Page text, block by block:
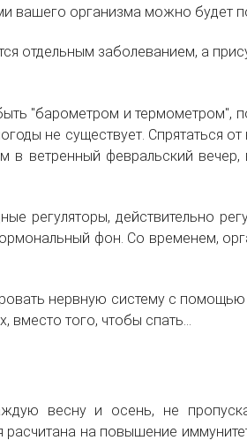
вашего организма можно будет
отдельным заболеванием, а
"барометром и термометром",
не существует. Спрятаться
ветренный февральский вечер,
регуляторы, действительно
фон. Со временем,
нервную систему с
вместо того, чтобы спать...
весну и осень, не
на повышение